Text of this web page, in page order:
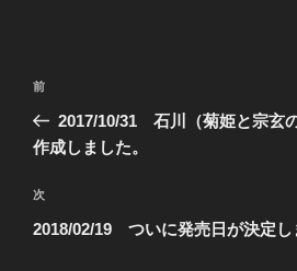
投
ナ
ゲ
ー
前
の
投
前
2017/10/31 石川（菊姫と宗玄
作成しました。
次
の
次
2018/02/19 ついに発売日が決定し